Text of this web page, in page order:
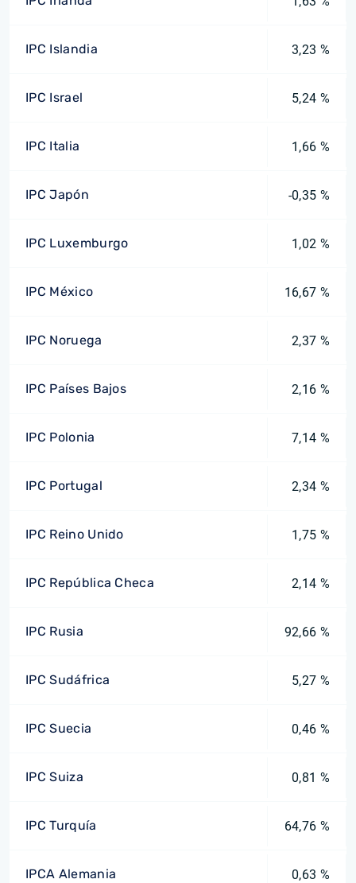
IPC Islandia 3,23 %
IPC Israel 5,24 %
IPC Italia 1,66 %
IPC Japón -0,35 %
IPC Luxemburgo 1,02 %
IPC México 16,67 %
IPC Noruega 2,37 %
IPC Países Bajos 2,16 %
IPC Polonia 7,14 %
IPC Portugal 2,34 %
IPC Reino Unido 1,75 %
IPC República Checa 2,14 %
IPC Rusia 92,66 %
IPC Sudáfrica 5,27 %
IPC Suecia 0,46 %
IPC Suiza 0,81 %
IPC Turquía 64,76 %
IPCA Alemania 0,63 %